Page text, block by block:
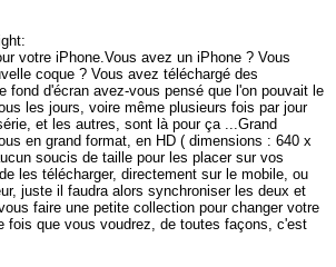
votre iPhone.Vous avez un iPhone ? Vous
coque ? Vous avez téléchargé des
fond d'écran avez-vous pensé que l'on pouvait le
les jours, voire même plusieurs fois par jour
et les autres, sont là pour ça ...Grand
en grand format, en HD ( dimensions : 640 x
soucis de taille pour les placer sur vos
les télécharger, directement sur le mobile, ou
juste il faudra alors synchroniser les deux et
faire une petite collection pour changer votre
fois que vous voudrez, de toutes façons, c'est